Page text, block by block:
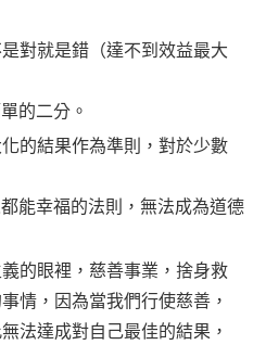
對就是錯（達不到效益最大
的二分。
的結果作為準則，對於少數
能幸福的法則，無法成為道德
的眼裡，慈善事業，捨身救
情，因為當我們行使慈善，
法達成對自己最佳的結果，